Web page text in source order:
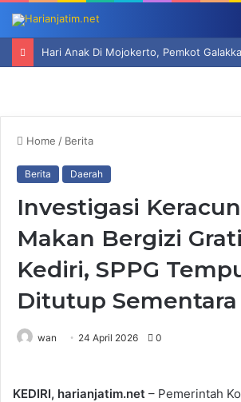
Home / Berita
Berita Daerah
Investigasi
Makan Bergizi
Kediri, SPPG
Ditutup Sementara
wan 24 April 2026 0
KEDIRI, harianjatim.net – Pemerintah